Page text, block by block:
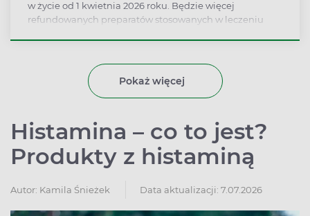
w życie od 1 kwietnia 2026 roku. ​Będzie więcej
refundowanych preparatów stosowanych w leczeniu
chorobami nerek i chorobami rzadkimi.​ Aż w 243
przypadkach resort zdrowia przedłuży dotychczasową
Pokaż więcej
Histamina – co to jest?
Produkty z histaminą
Autor: Kamila Śnieżek Data aktualizacji: 7.07.2026